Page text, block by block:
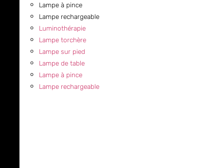
Lampe à pince
Lampe rechargeable
Luminothérapie
Lampe torchère
Lampe sur pied
Lampe de table
Lampe à pince
Lampe rechargeable